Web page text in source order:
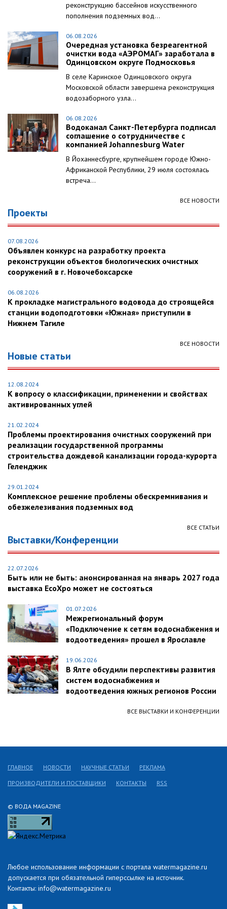
реконструкцию бассейнов искусственного
пополнения подземных вод...
06.08.2026
Очередная установка безреагентной
очистки вода «АЭРОМАГ» заработала в
Одинцовском округе Подмосковья
В селе Каринское Одинцовского округа
Московской области завершена реконструкция
водозаборного узла...
06.08.2026
Водоканал Санкт-Петербурга подписал
соглашение о сотрудничестве с
компанией Johannesburg Water
В Йоханнесбурге, крупнейшем городе Южно-
Африканской Республики, 29 июля состоялась
встреча...
ВСЕ НОВОСТИ
Проекты
07.08.2026
Объявлен конкурс на разработку проекта
реконструкции объектов биологических очистных
сооружений в г. Новочебоксарске
06.08.2026
К прокладке магистрального водовода до строящейся
станции водоподготовки «Южная» приступили в
Нижнем Тагиле
ВСЕ НОВОСТИ
Новые статьи
12.08.2024
К вопросу о классификации, применении и свойствах
активированных углей
21.02.2024
Проблемы проектирования очистных сооружений при
реализации государственной программы
строительства дождевой канализации города-курорта
Геленджик
29.01.2024
Комплексное решение проблемы обескремнивания и
обезжелезивания подземных вод
ВСЕ СТАТЬИ
Выставки/Конференции
22.07.2026
Быть или не быть: анонсированная на январь 2027 года
выставка EcoXpo может не состояться
01.07.2026
Межрегиональный форум
«Подключение к сетям водоснабжения и
водоотведения» прошел в Ярославле
19.06.2026
В Ялте обсудили перспективы развития
систем водоснабжения и
водоотведения южных регионов России
ВСЕ ВЫСТАВКИ И КОНФЕРЕНЦИИ
© ВОДА MAGAZINE
Любое использование информации с портала watermagazine.ru
допускается при обязательной гиперссылке на источник.
Контакты: info@watermagazine.ru
ГЛАВНОЕ НОВОСТИ НАУЧНЫЕ СТАТЬИ РЕКЛАМА
ПРОИЗВОДИТЕЛИ И ПОСТАВЩИКИ КОНТАКТЫ RSS